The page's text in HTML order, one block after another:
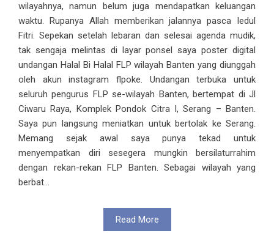
wilayahnya, namun belum juga mendapatkan keluangan
waktu. Rupanya Allah memberikan jalannya pasca Iedul
Fitri. Sepekan setelah lebaran dan selesai agenda mudik,
tak sengaja melintas di layar ponsel saya poster digital
undangan Halal Bi Halal FLP wilayah Banten yang diunggah
oleh akun instagram flpoke. Undangan terbuka untuk
seluruh pengurus FLP se-wilayah Banten, bertempat di Jl
Ciwaru Raya, Komplek Pondok Citra I, Serang – Banten.
Saya pun langsung meniatkan untuk bertolak ke Serang.
Memang sejak awal saya punya tekad untuk
menyempatkan diri sesegera mungkin bersilaturrahim
dengan rekan-rekan FLP Banten. Sebagai wilayah yang
berbat...
Read More